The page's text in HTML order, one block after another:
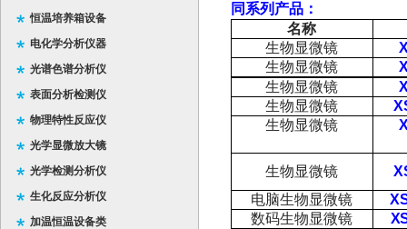
恒温培养箱设备
电化学分析仪器
光谱色谱分析仪
表面分析检测仪
物理特性反应仪
光学显微放大镜
光学检测分析仪
生化反应分析仪
加温恒温设备类
同系列产品：
名称
生物显微镜
生物显微镜
生物显微镜
生物显微镜
生物显微镜
生物显微镜
电脑生物显微镜
数码生物显微镜